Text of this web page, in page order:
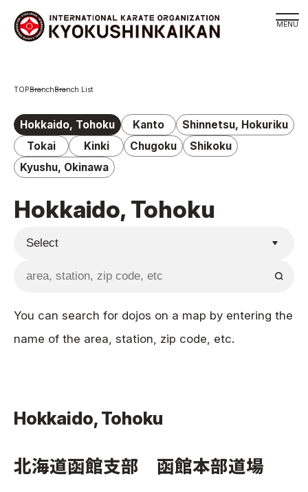
KYOKUSHINKAIKAN Philosophy
Philosophy
History
Executive Team Introduction
News
Tournament Information
Site Policy
BranchBranch List
Hokkaido, Tohoku Kanto
Shinnetsu, Hokuriku
Tokai
Kinki Chugoku
Shikoku
Kyushu, Okinawa
Hokkaido, Tohoku
You can search for dojos on a map by entering the
name of the area, station, zip code, etc.
Hokkaido, Tohoku
北海道函館支部 函館本部道場